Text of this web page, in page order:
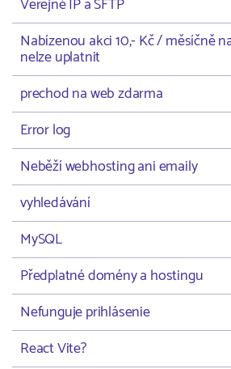
Veřejné IP a SFTP
Nabízenou akci 10,- Kč / měsíčně
nelze uplatnit
prechod na web zdarma
Error log
Neběží webhosting ani emaily
vyhledávání
MySQL
Předplatné domény a hostingu
Nefunguje prihlásenie
React Vite?